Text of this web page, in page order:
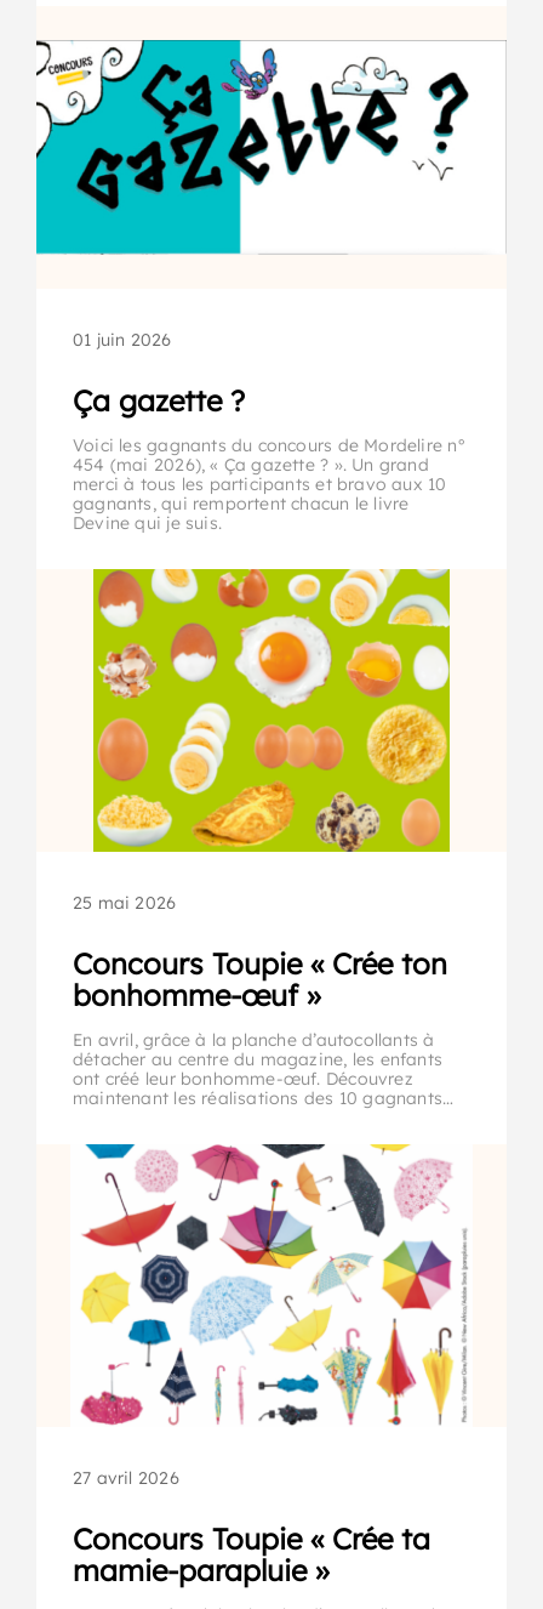
01 juin 2026
Ça gazette ?
Voici les gagnants du concours de Mordelire n°
454 (mai 2026), « Ça gazette ? ». Un grand
merci à tous les participants et bravo aux 10
gagnants, qui remportent chacun le livre
Devine qui je suis.
25 mai 2026
Concours Toupie « Crée ton
bonhomme-œuf »
En avril, grâce à la planche d’autocollants à
détacher au centre du magazine, les enfants
ont créé leur bonhomme-œuf. Découvrez
maintenant les réalisations des 10 gagnants…
27 avril 2026
Concours Toupie « Crée ta
mamie-parapluie »